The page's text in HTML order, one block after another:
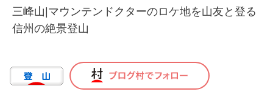
三峰山|マウンテンドクターのロケ地を山友と登る
信州の絶景登山